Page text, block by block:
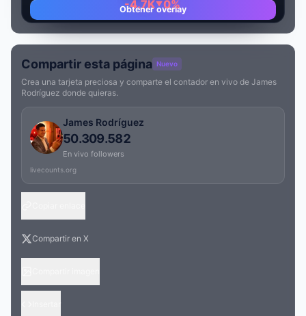
-4.7K 0%
Obtener overlay
Compartir esta página Nuevo
Crea una tarjeta preciosa y comparte el contador en vivo de James
Rodríguez donde quieras.
James Rodríguez
50.309.582
En vivo followers
livecounts.org
Compartir en X